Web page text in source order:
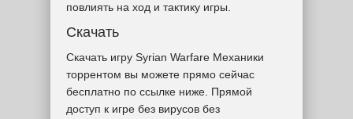
повлиять на ход и тактику игры.
Скачать
Скачать игру Syrian Warfare Механики
торрентом вы можете прямо сейчас
бесплатно по ссылке ниже. Прямой
доступ к игре без вирусов без